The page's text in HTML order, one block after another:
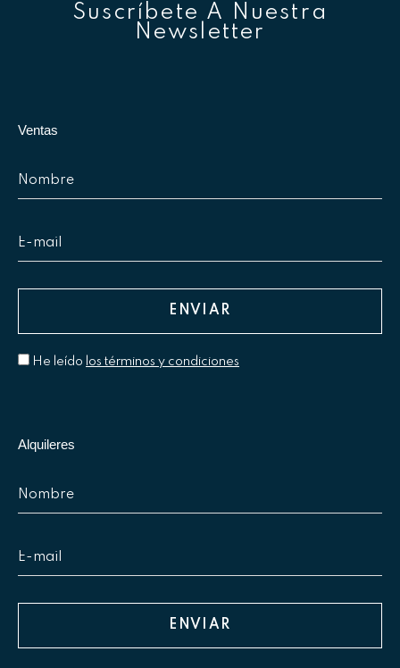
Suscríbete A Nuestra
Newsletter
Ventas
He leído los términos y condiciones
Alquileres